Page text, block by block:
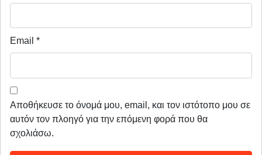
Email *
Αποθήκευσε το όνομά μου, email, και τον ιστότοπο μου σε
αυτόν τον πλοηγό για την επόμενη φορά που θα
σχολιάσω.